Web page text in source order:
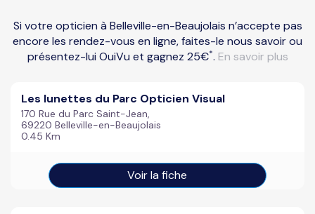
Si votre opticien à Belleville-en-Beaujolais n’accepte pas
encore les rendez-vous en ligne, faites-le nous savoir ou
présentez-lui OuiVu et gagnez 25€*. En savoir plus
Les lunettes du Parc Opticien Visual
170 Rue du Parc Saint-Jean,
69220 Belleville-en-Beaujolais
0.45 Km
Voir la fiche